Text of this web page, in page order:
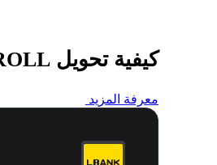
كيفية تحويل TROLL إلى USD
معرفة المزيد